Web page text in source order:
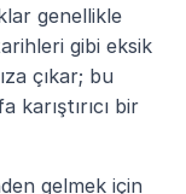
genellikle
gibi eksik
çıkar; bu
karıştırıcı bir
gelmek için